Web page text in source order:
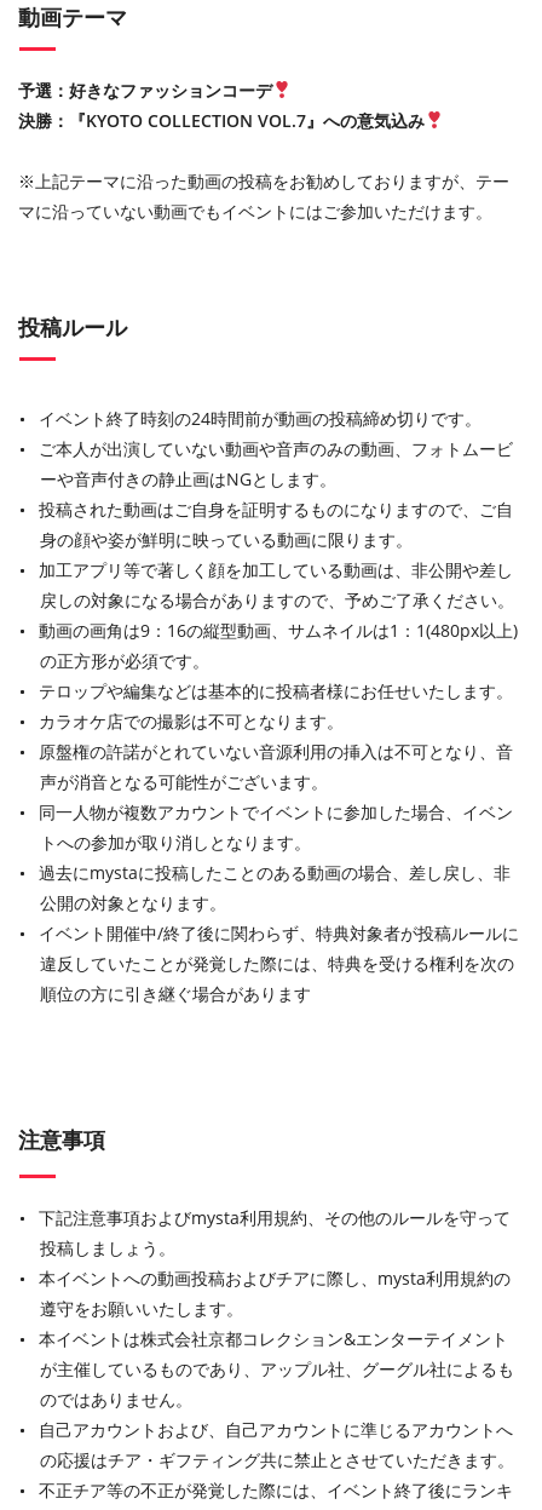
動画テーマ
予選：好きなファッションコーデ
決勝：『KYOTO COLLECTION VOL.7』への意気込み
※上記テーマに沿った動画の投稿をお勧めしておりますが、テー
マに沿っていない動画でもイベントにはご参加いただけます。
投稿ルール
イベント終了時刻の24時間前が動画の投稿締め切りです。
ご本人が出演していない動画や音声のみの動画、フォトムービ
ーや音声付きの静止画はNGとします。
投稿された動画はご自身を証明するものになりますので、ご自
身の顔や姿が鮮明に映っている動画に限ります。
加工アプリ等で著しく顔を加工している動画は、非公開や差し
戻しの対象になる場合がありますので、予めご了承ください。
動画の画角は9：16の縦型動画、サムネイルは1：1(480px以上)
の正方形が必須です。
テロップや編集などは基本的に投稿者様にお任せいたします。
カラオケ店での撮影は不可となります。
原盤権の許諾がとれていない音源利用の挿入は不可となり、音
声が消音となる可能性がございます。
同一人物が複数アカウントでイベントに参加した場合、イベン
トへの参加が取り消しとなります。
過去にmystaに投稿したことのある動画の場合、差し戻し、非
公開の対象となります。
イベント開催中/終了後に関わらず、特典対象者が投稿ルールに
違反していたことが発覚した際には、特典を受ける権利を次の
順位の方に引き継ぐ場合があります
注意事項
下記注意事項およびmysta利用規約、その他のルールを守って
投稿しましょう。
本イベントへの動画投稿およびチアに際し、mysta利用規約の
遵守をお願いいたします。
本イベントは株式会社京都コレクション&エンターテイメント
が主催しているものであり、アップル社、グーグル社によるも
のではありません。
自己アカウントおよび、自己アカウントに準じるアカウントへ
の応援はチア・ギフティング共に禁止とさせていただきます。
不正チア等の不正が発覚した際には、イベント終了後にランキ